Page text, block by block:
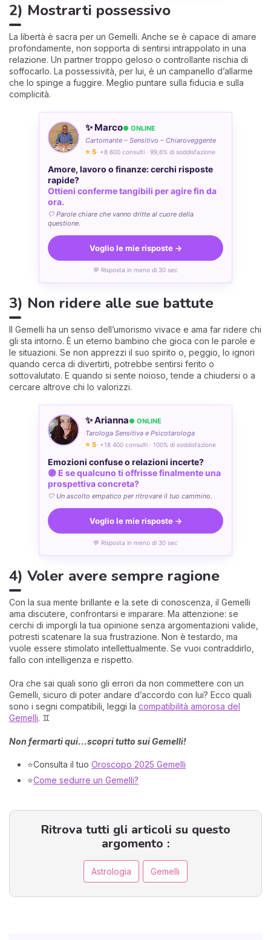
2) Mostrarti possessivo
La libertà è sacra per un Gemelli. Anche se è capace di amare
profondamente, non sopporta di sentirsi intrappolato in una
relazione. Un partner troppo geloso o controllante rischia di
soffocarlo. La possessività, per lui, è un campanello d’allarme
che lo spinge a fuggire. Meglio puntare sulla fiducia e sulla
complicità.
✨ Marco● ONLINE
Cartomante – Sensitivo – Chiaroveggente
⭐ 5· +8 600 consulti · 99,6% di soddisfazione
Amore, lavoro o finanze: cerchi risposte
rapide?
Ottieni conferme tangibili per agire fin da
ora.
🤍 Parole chiare che vanno dritte al cuore della
questione.
Voglio le mie risposte →
💬 Risposta in meno di 30 sec
3) Non ridere alle sue battute
Il Gemelli ha un senso dell’umorismo vivace e ama far ridere chi
gli sta intorno. È un eterno bambino che gioca con le parole e
le situazioni. Se non apprezzi il suo spirito o, peggio, lo ignori
quando cerca di divertirti, potrebbe sentirsi ferito o
sottovalutato. E quando si sente noioso, tende a chiudersi o a
cercare altrove chi lo valorizzi.
✨ Arianna● ONLINE
Tarologa Sensitiva e Psicotarologa
⭐ 5· +18 400 consulti · 100% di soddisfazione
Emozioni confuse o relazioni incerte?
🟣 E se qualcuno ti offrisse finalmente una
prospettiva concreta?
🤍 Un ascolto empatico per ritrovare il tuo cammino.
Voglio le mie risposte →
💬 Risposta in meno di 30 sec
4) Voler avere sempre ragione
Con la sua mente brillante e la sete di conoscenza, il Gemelli
ama discutere, confrontarsi e imparare. Ma attenzione: se
cerchi di imporgli la tua opinione senza argomentazioni valide,
potresti scatenare la sua frustrazione. Non è testardo, ma
vuole essere stimolato intellettualmente. Se vuoi contraddirlo,
fallo con intelligenza e rispetto.
Ora che sai quali sono gli errori da non commettere con un
Gemelli, sicuro di poter andare d’accordo con lui? Ecco quali
sono i segni compatibili, leggi la compatibilità amorosa del
Gemelli. ♊
Non fermarti qui...scopri tutto sui Gemelli!
⭐Consulta il tuo Oroscopo 2025 Gemelli
⭐Come sedurre un Gemelli?
Ritrova tutti gli articoli su questo
argomento :
Astrologia Gemelli